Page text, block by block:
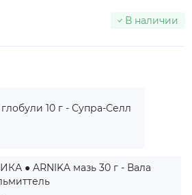
В наличии
10 г - Супра-Селл
● ARNIKA мазь 30 г - Вала